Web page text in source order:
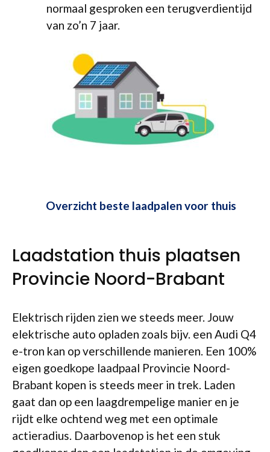
normaal gesproken een terugverdientijd
van zo’n 7 jaar.
Overzicht beste laadpalen voor thuis
Laadstation thuis plaatsen
Provincie Noord-Brabant
Elektrisch rijden zien we steeds meer. Jouw
elektrische auto opladen zoals bijv. een Audi Q4
e-tron kan op verschillende manieren. Een 100%
eigen goedkope laadpaal Provincie Noord-
Brabant kopen is steeds meer in trek. Laden
gaat dan op een laagdrempelige manier en je
rijdt elke ochtend weg met een optimale
actieradius. Daarbovenop is het een stuk